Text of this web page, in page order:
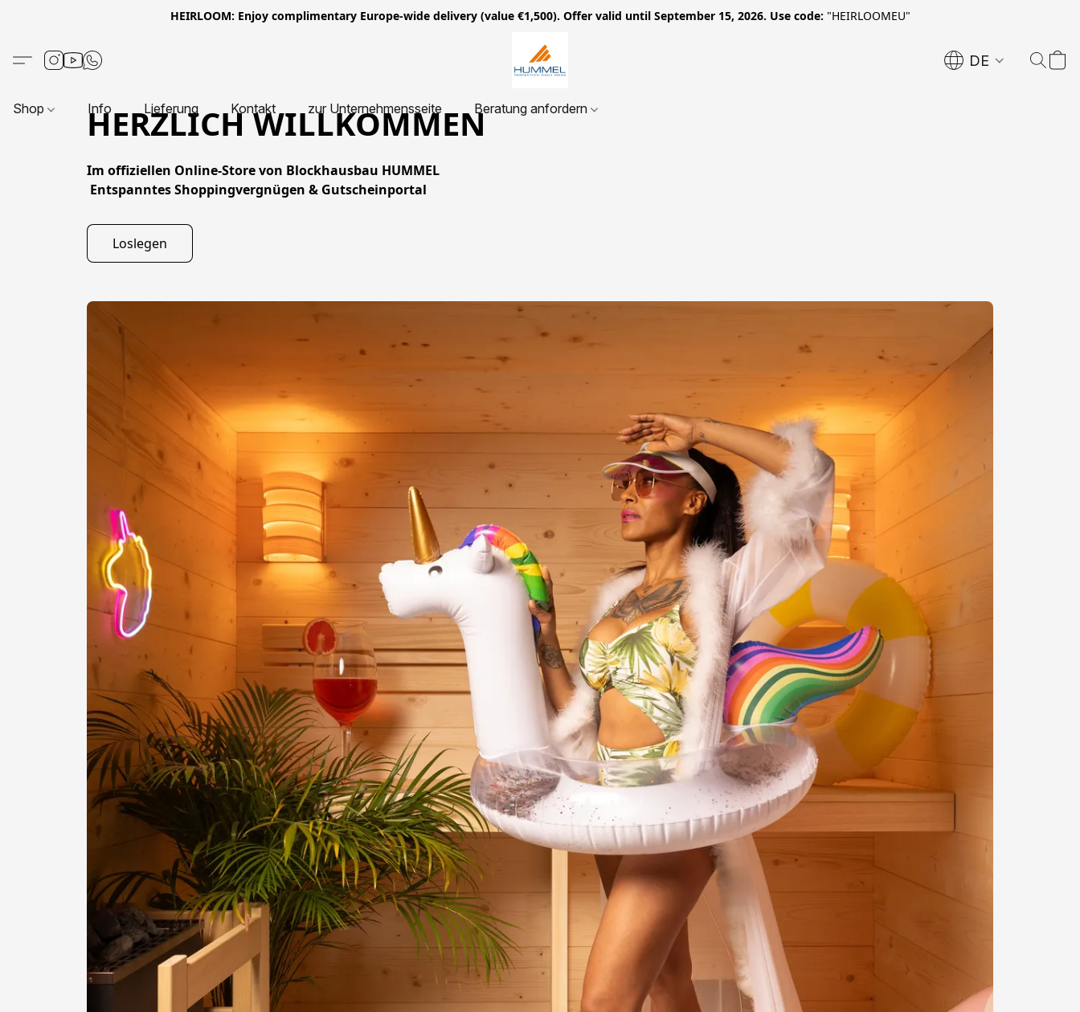
HEIRLOOM: Enjoy complimentary Europe-wide delivery (value €1,500). Offer valid until September 15, 2026. Use code: "HEIRLOOMEU"
DE
Shop Info Lieferung Kontakt zur Unternehmensseite Beratung anfordern
HERZLICH WILLKOMMEN
Im offiziellen Online-Store von Blockhausbau HUMMEL
Loslegen